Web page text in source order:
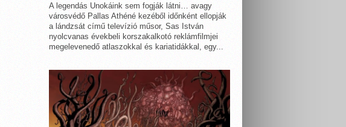
A legendás Unokáink sem fogják látni… avagy
városvédő Pallas Athéné kezéből időnként ellopják
a lándzsát című televízió műsor, Sas István
nyolcvanas évekbeli korszakalkotó reklámfilmjei
megelevenedő atlaszokkal és kariatidákkal, egy...